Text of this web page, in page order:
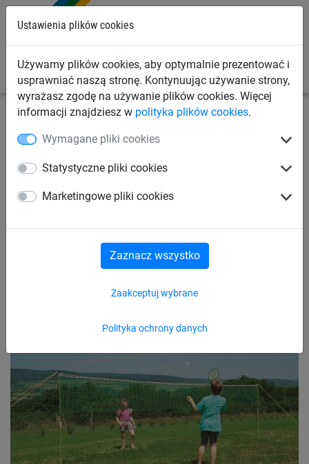
Ustawienia plików cookies
Używamy plików cookies, aby optymalnie prezentować i
usprawniać naszą stronę. Kontynuując używanie strony,
wyrażasz zgodę na używanie plików cookies. Więcej
informacji znajdziesz w polityka plików cookies.
Wymagane pliki cookies
Statystyczne pliki cookies
Marketingowe pliki cookies
Polityka ochrony danych
Zaakceptuj wybrane
Zaznacz wszystko
plażowy
Zestaw gry do badmintona